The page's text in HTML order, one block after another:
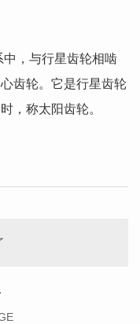
，与行星齿轮相啮
齿轮。它是行星齿轮
，称太阳齿轮。